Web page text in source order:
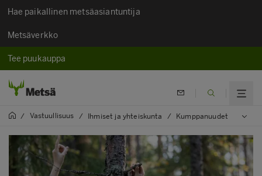
Hae paikallinen metsäasiantuntija
Metsäverkko
Tee puukauppa
/ Vastuullisuus / Ihmiset ja yhteiskunta / Kumppanuudet